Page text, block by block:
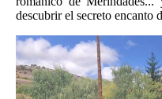
descubrir el secreto encanto